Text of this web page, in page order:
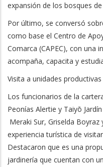
expansión de los bosques
Por último, se conversó
como base el Centro de
Comarca (CAPEC), con una
acompaña, capacita y
Visita a unidades productivas
Los funcionarios de la
Peonías Alertie y Taiyō
Meraki Sur, Griselda
experiencia turística de
Destacaron que es una
jardinería que cuentan con